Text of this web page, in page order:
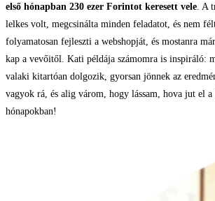
első hónapban 230 ezer Forintot keresett vele . A
lelkes volt, megcsinálta minden feladatot, és nem
folyamatosan fejleszti a webshopját, és mostanra
kap a vevőitől. Kati példája számomra is inspiráló:
valaki kitartóan dolgozik, gyorsan jönnek az
vagyok rá, és alig várom, hogy lássam, hova jut el a
hónapokban!